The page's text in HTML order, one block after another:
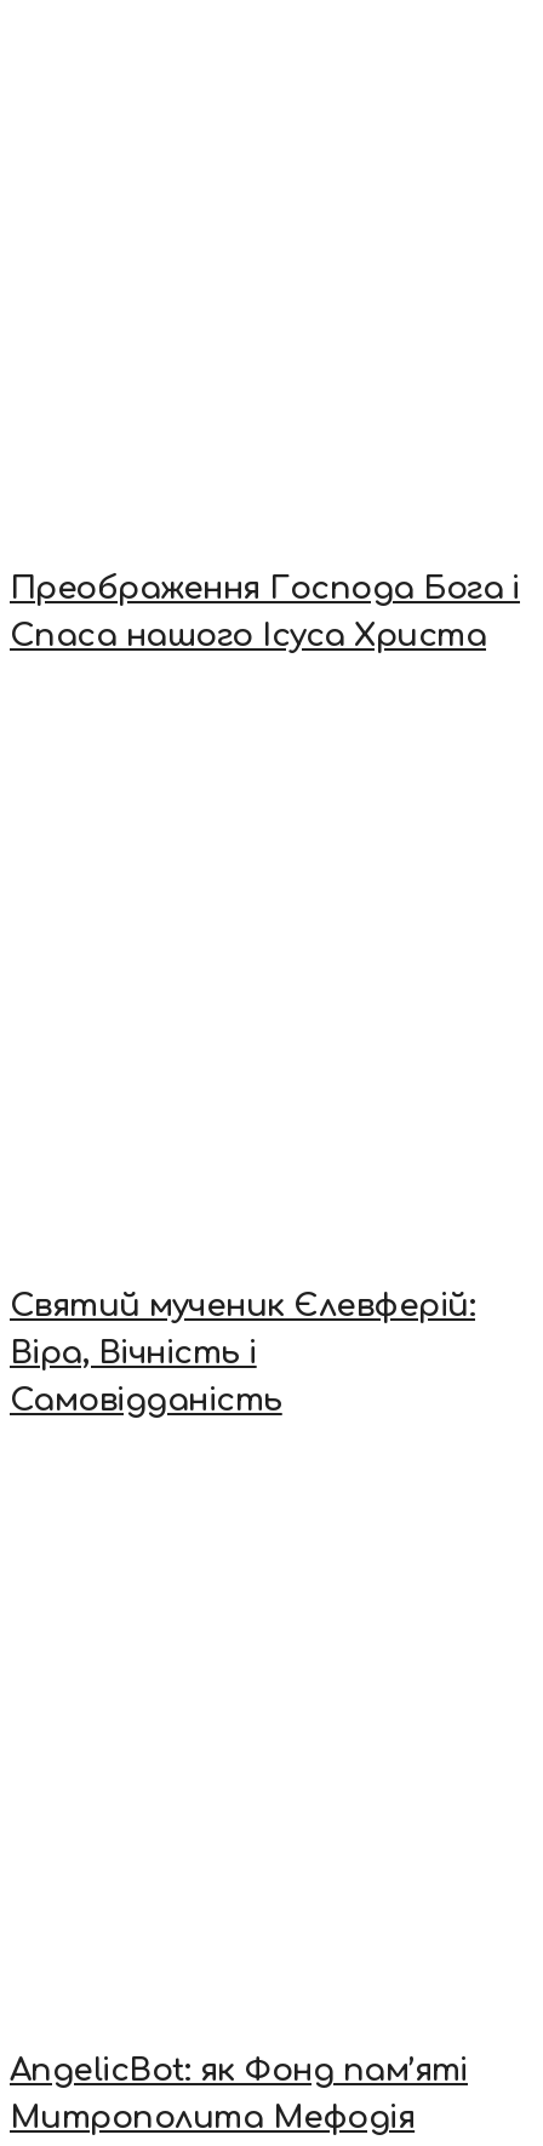
Преображення Господа Бога і
Спаса нашого Ісуса Христа
Святий мученик Єлевферій:
Віра, Вічність і
Самовідданість
AngelicBot: як Фонд пам’яті
Митрополита Мефодія